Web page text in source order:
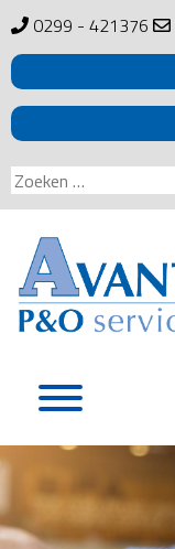
0299 - 421376
Zoeken
naar: